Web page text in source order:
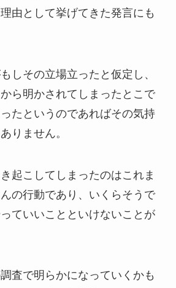
由として挙げてきた発言にも
しその立場立ったと仮定し、
ら明かされてしまったとこで
たというのであればその気持
りません。
起こしてしまったのはこれま
の行動であり、いくらそうで
ていいことといけないことが
査で明らかになっていくかも